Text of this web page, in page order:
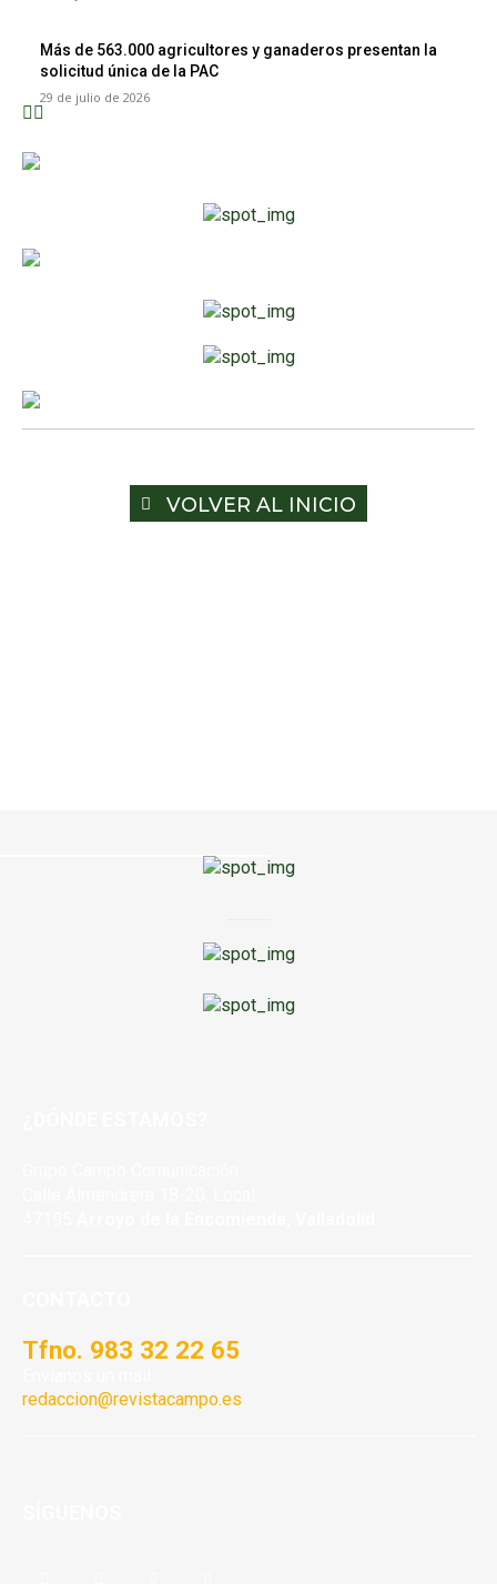
Más de 563.000 agricultores y ganaderos presentan la
solicitud única de la PAC
29 de julio de 2026
VOLVER AL INICIO
Tfno. 983 32 22 65
redaccion@revistacampo.es